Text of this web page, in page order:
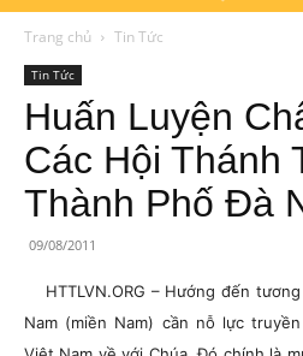
Trang chủ Tin Tức
Tin Tức
Huấn Luyện
Các Hội Thánh
Thành Phố Đà
09/08/2011
HTTLVN.ORG – Hướng đến
Nam (miền Nam) cần nỗ lực